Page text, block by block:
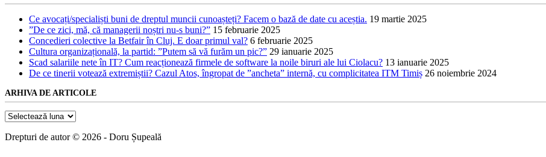
Ce avocați/specialiști buni de dreptul muncii cunoașteți? Facem o bază de date cu aceștia. 19 martie 2025
”De ce zici, mă, că managerii noștri nu-s buni?” 15 februarie 2025
Concedieri colective la Betfair în Cluj. E doar primul val? 6 februarie 2025
Cultura organizațională, la partid: ”Putem să vă furăm un pic?” 29 ianuarie 2025
Scad salariile nete în IT? Cum reacționează firmele de software la noile biruri ale lui Ciolacu? 13 ianuarie 2025
De ce tinerii votează extremiștii? Cazul Atos, îngropat de ”ancheta” internă, cu complicitatea ITM Timiș 26 noiembrie 2024
ARHIVA DE ARTICOLE
Arhiva
articole
Drepturi de autor © 2026 - Doru Șupeală